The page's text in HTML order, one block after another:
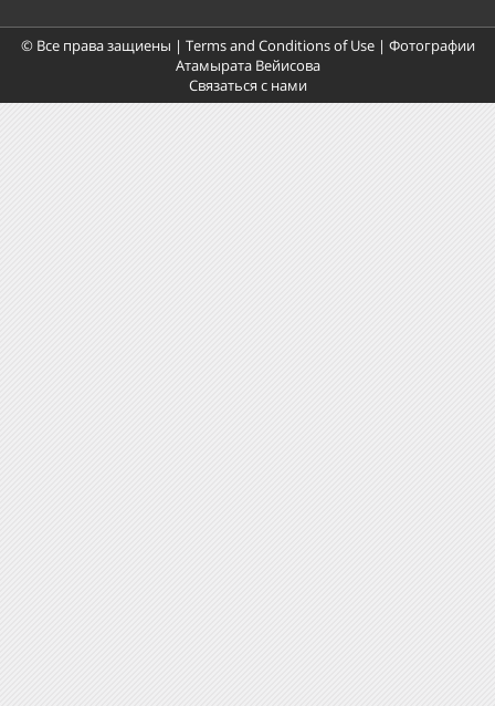
© Все права защиены | Terms and Conditions of Use| Фотографии
Атамырата Вейисова
Связаться с нами